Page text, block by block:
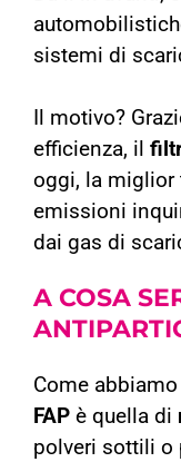
sistemi di
Il motivo?
efficienza, il
oggi, la miglior
emissioni
dai gas di
A COSA
Come
FAP è quella di
polveri sottili o